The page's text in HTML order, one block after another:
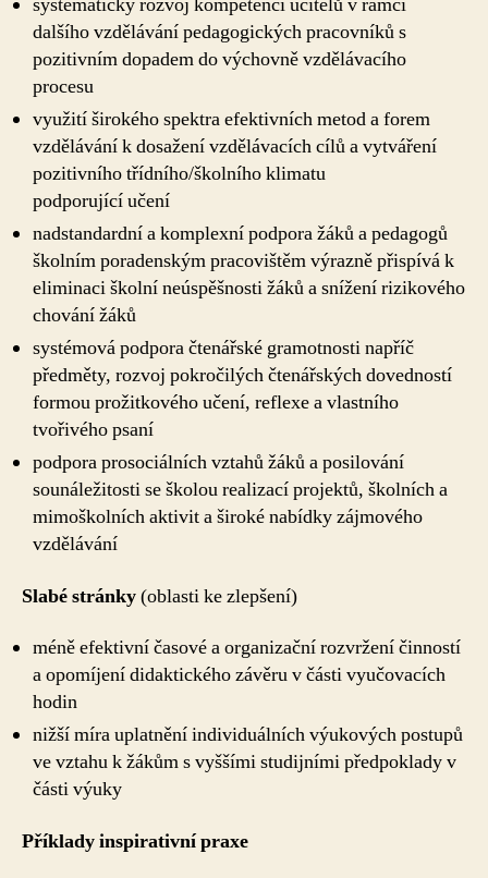
systematický rozvoj kompetencí učitelů v rámci
dalšího vzdělávání pedagogických pracovníků s
pozitivním dopadem do výchovně vzdělávacího
procesu
využití širokého spektra efektivních metod a forem
vzdělávání k dosažení vzdělávacích cílů a vytváření
pozitivního třídního/školního klimatu
podporující učení
nadstandardní a komplexní podpora žáků a pedagogů
školním poradenským pracovištěm výrazně přispívá k
eliminaci školní neúspěšnosti žáků a snížení rizikového
chování žáků
systémová podpora čtenářské gramotnosti napříč
předměty, rozvoj pokročilých čtenářských dovedností
formou prožitkového učení, reflexe a vlastního
tvořivého psaní
podpora prosociálních vztahů žáků a posilování
sounáležitosti se školou realizací projektů, školních a
mimoškolních aktivit a široké nabídky zájmového
vzdělávání
Slabé stránky(oblasti ke zlepšení)
méně efektivní časové a organizační rozvržení činností
a opomíjení didaktického závěru v části vyučovacích
hodin
nižší míra uplatnění individuálních výukových postupů
ve vztahu k žákům s vyššími studijními předpoklady v
části výuky
Příklady inspirativní praxe